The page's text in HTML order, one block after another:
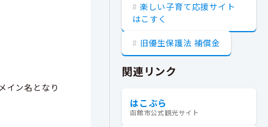
イン名となり
楽しい子育て応援サイト
はこすく
旧優生保護法 補償金
関連リンク
はこぶら
函館市公式観光サイト